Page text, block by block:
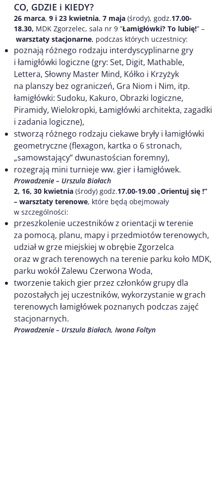
CO, GDZIE i KIEDY?
26 marca, 9 i 23 kwietnia, 7 maja (środy), godz.17.00-
18.30, MDK Zgorzelec, sala nr 9 ”Łamigłówki? To lubię!” –
warsztaty stacjonarne, podczas których uczestnicy:
poznają różnego rodzaju interdyscyplinarne gry
i łamigłówki logiczne (gry: Set, Digit, Mathable,
Lettera, Słowny Master Mind, Kółko i Krzyżyk
na planszy bez ograniczeń, Gra Niom i Nim, itp.
łamigłówki: Sudoku, Kakuro, Obrazki logiczne,
Piramidy, Wielokropki, Łamigłówki architekta, zagadki
i zadania logiczne),
stworzą różnego rodzaju ciekawe bryły i łamigłówki
geometryczne (flexagon, kartka o 6 stronach,
„samowstający” dwunastościan foremny),
rozegrają mini turnieje ww. gier i łamigłówek.
Prowadzenie – Urszula Białach
2, 16, 30 kwietnia (środy) godz.17.00-19.00 „Orientuj się !”
– warsztaty terenowe, które będą obejmowały
w szczególności:
przeszkolenie uczestników z orientacji w terenie
za pomocą, planu, mapy i przedmiotów terenowych,
udział w grze miejskiej w obrębie Zgorzelca
oraz w grach terenowych na terenie parku koło MDK,
parku wokół Zalewu Czerwona Woda,
tworzenie takich gier przez członków grupy dla
pozostałych jej uczestników, wykorzystanie w grach
terenowych łamigłówek poznanych podczas zajęć
stacjonarnych.
Prowadzenie – Urszula Białach, Iwona Foltyn